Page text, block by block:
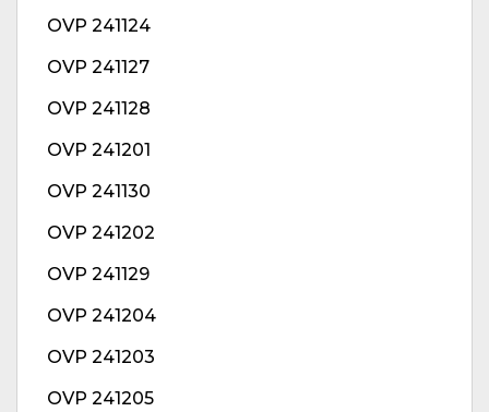
OVP 241124
OVP 241127
OVP 241128
OVP 241201
OVP 241130
OVP 241202
OVP 241129
OVP 241204
OVP 241203
OVP 241205